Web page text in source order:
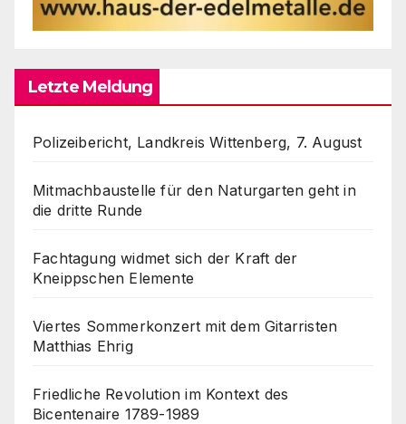
Letzte Meldung
Polizeibericht, Landkreis Wittenberg, 7. August
Mitmachbaustelle für den Naturgarten geht in
die dritte Runde
Fachtagung widmet sich der Kraft der
Kneippschen Elemente
Viertes Sommerkonzert mit dem Gitarristen
Matthias Ehrig
Friedliche Revolution im Kontext des
Bicentenaire 1789-1989